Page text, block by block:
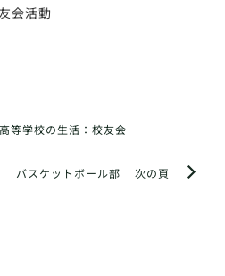
会活動
等学校の生活：校友会
次の頁
バスケットボール部